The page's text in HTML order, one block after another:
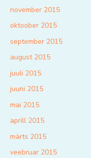
november 2015
oktoober 2015
september 2015
august 2015
juuli 2015
juuni 2015
mai 2015
aprill 2015
märts 2015
veebruar 2015